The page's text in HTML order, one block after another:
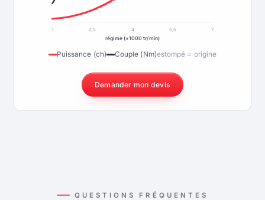
1 2,5 4 5,5
7
régime (×1000 tr/min)
Puissance (ch) Couple (Nm)estompé = origine
Demander mon devis
QUESTIONS FRÉQUENTES